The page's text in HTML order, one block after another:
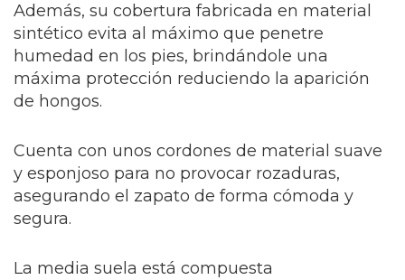
Además, su cobertura fabricada en material
sintético evita al máximo que penetre
humedad en los pies, brindándole una
máxima protección reduciendo la aparición
de hongos.
Cuenta con unos cordones de material suave
y esponjoso para no provocar rozaduras,
asegurando el zapato de forma cómoda y
segura.
La media suela está compuesta